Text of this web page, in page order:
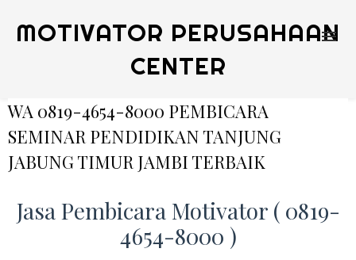
MOTIVATOR PERUSAHAAN
CENTER
WA 0819-4654-8000 PEMBICARA
SEMINAR PENDIDIKAN TANJUNG
JABUNG TIMUR JAMBI TERBAIK
Jasa Pembicara Motivator ( 0819-
4654-8000 )